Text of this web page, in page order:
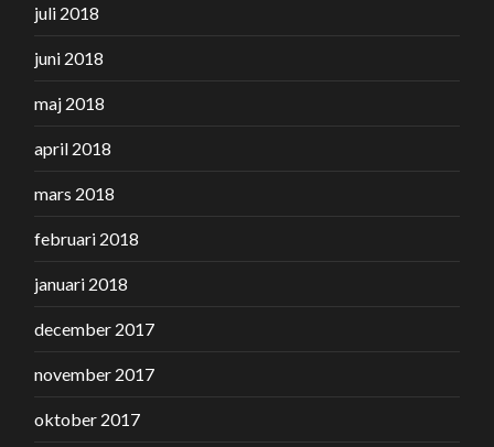
juli 2018
juni 2018
maj 2018
april 2018
mars 2018
februari 2018
januari 2018
december 2017
november 2017
oktober 2017